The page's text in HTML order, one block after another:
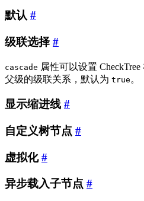
默认 #
级联选择 #
cascade 属性可以设置
父级的级联关系，默认为 true 。
显示缩进线 #
自定义树节点 #
虚拟化 #
异步载入子节点 #